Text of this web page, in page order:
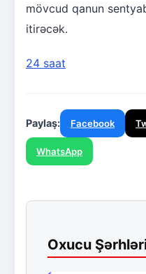
mövcud qanun
itirəcək.
24 saat
Paylaş: Facebook
WhatsApp
Oxucu